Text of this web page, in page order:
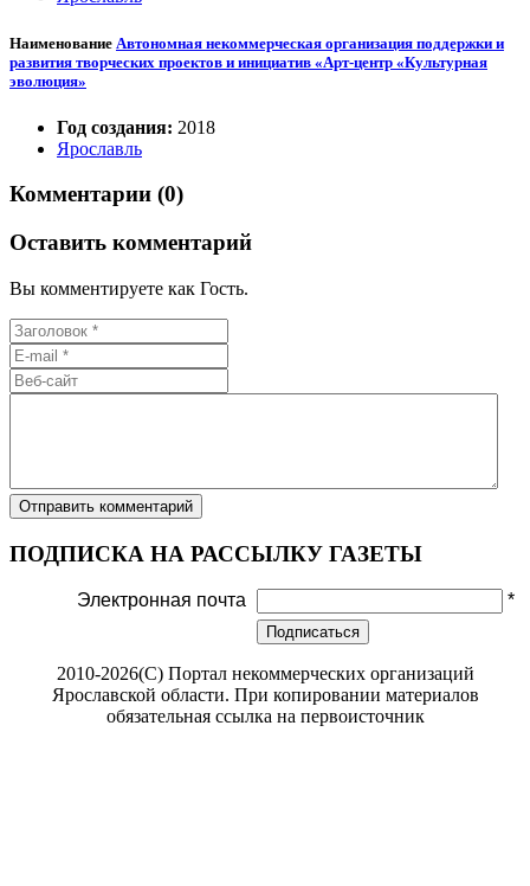
Наименование Автономная некоммерческая организация поддержки и
развития творческих проектов и инициатив «Арт-центр «Культурная
эволюция»
Год создания: 2018
Ярославль
Комментарии (0)
Оставить комментарий
Вы комментируете как Гость.
ПОДПИСКА НА РАССЫЛКУ ГАЗЕТЫ
Электронная почта *
Подписаться
2010-2026(С) Портал некоммерческих организаций
Ярославской области. При копировании материалов
обязательная ссылка на первоисточник